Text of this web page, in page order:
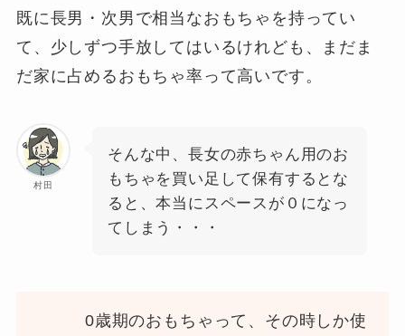
既に長男・次男で相当なおもちゃを持ってい
て、少しずつ手放してはいるけれども、まだま
だ家に占めるおもちゃ率って高いです。
村田
そんな中、長女の赤ちゃん用のお
もちゃを買い足して保有するとな
ると、本当にスペースが０になっ
てしまう・・・
0歳期のおもちゃって、その時しか使